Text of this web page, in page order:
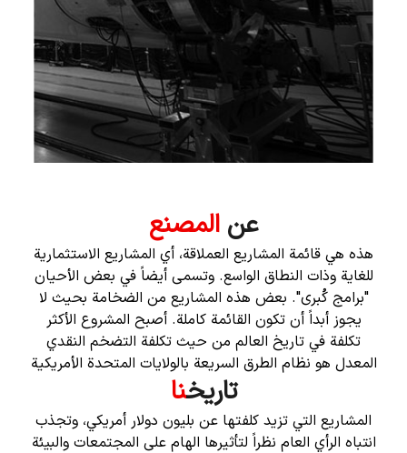
عن المصنع
هذه هي قائمة المشاريع العملاقة، أي المشاريع الاستثمارية
للغاية وذات النطاق الواسع. وتسمى أيضاً في بعض الأحيان
"برامج كُبرى". بعض هذه المشاريع من الضخامة بحيث لا
يجوز أبداً أن تكون القائمة كاملة. أصبح المشروع الأكثر
تكلفة في تاريخ العالم من حيث تكلفة التضخم النقدي
المعدل هو نظام الطرق السريعة بالولايات المتحدة الأمريكية
تاريخنا
المشاريع التي تزيد كلفتها عن بليون دولار أمريكي، وتجذب
انتباه الرأي العام نظراً لتأثيرها الهام على المجتمعات والبيئة